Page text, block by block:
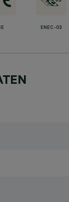
ENEC-03